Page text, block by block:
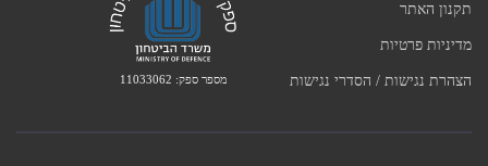
תקנון האתר
מדיניות פרטיות
הצהרת נגישות / הסדרי נגישות מספר ספק: 11033062